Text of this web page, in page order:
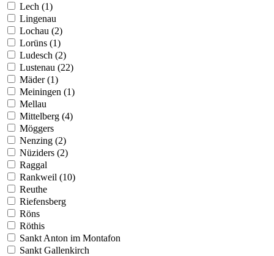
Lech (1)
Lingenau
Lochau (2)
Lorüns (1)
Ludesch (2)
Lustenau (22)
Mäder (1)
Meiningen (1)
Mellau
Mittelberg (4)
Möggers
Nenzing (2)
Nüziders (2)
Raggal
Rankweil (10)
Reuthe
Riefensberg
Röns
Röthis
Sankt Anton im Montafon
Sankt Gallenkirch